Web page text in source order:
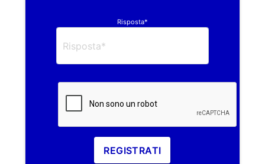
Risposta*
REGISTRATI